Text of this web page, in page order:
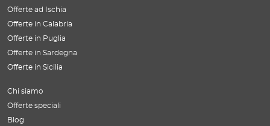
Offerte ad Ischia
Offerte in Calabria
Offerte in Puglia
Offerte in Sardegna
Offerte in Sicilia
Chi siamo
Offerte speciali
Blog